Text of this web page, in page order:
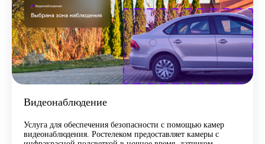
Видеонаблюдение
Услуга для обеспечения безопасности с помощью камер
видеонаблюдения. Ростелеком предоставляет камеры с